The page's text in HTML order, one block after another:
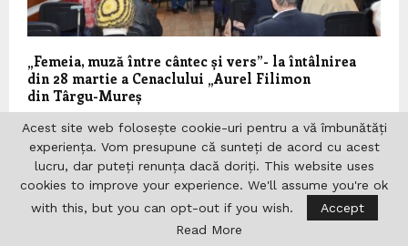
„Femeia, muză între cântec și vers”- la întâlnirea
din 28 martie a Cenaclului „Aurel Filimon
din Târgu-Mureș
LASĂ UN COMENTARIU
Acest site web folosește cookie-uri pentru a vă îmbunătăți
experiența. Vom presupune că sunteți de acord cu acest
lucru, dar puteți renunța dacă doriți. This website uses
cookies to improve your experience. We'll assume you're ok
with this, but you can opt-out if you wish.
Accept
Read More